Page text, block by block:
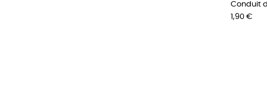
Conduit
Prix
1,90 €